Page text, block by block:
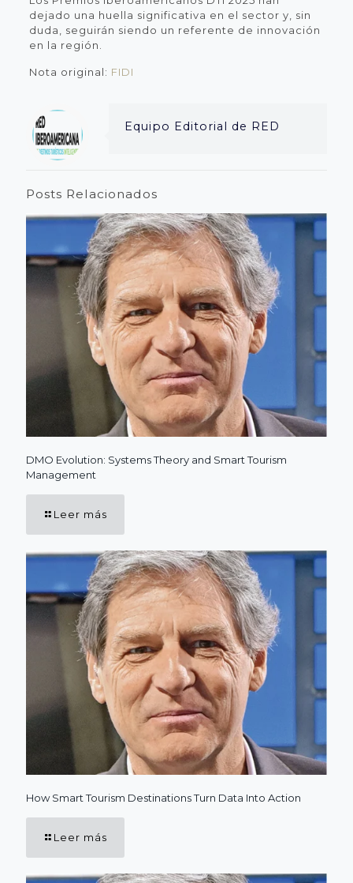
dejado una huella significativa en el sector y, sin
duda, seguirán siendo un referente de innovación
en la región.
Nota original: FIDI
Equipo Editorial de RED
Posts Relacionados
DMO Evolution: Systems Theory and Smart Tourism
Management
Leer más
How Smart Tourism Destinations Turn Data Into Action
Leer más